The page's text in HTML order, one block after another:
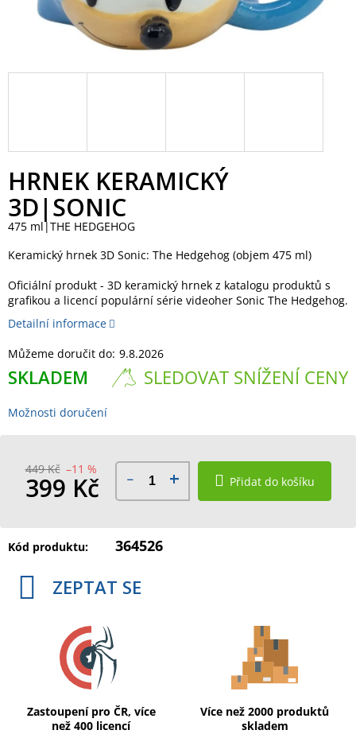
HRNEK KERAMICKÝ
3D|SONIC
475 ml|THE HEDGEHOG
Keramický hrnek 3D Sonic: The Hedgehog (objem 475 ml)
Oficiální produkt - 3D keramický hrnek z katalogu produktů s
grafikou a licencí populární série videoher Sonic The Hedgehog.
Detailní informace
Můžeme doručit do: 9.8.2026
SKLADEM SLEDOVAT SNÍŽENÍ CENY
Možnosti doručení
449 Kč –11 %
399 Kč Přidat do košíku
Kód produktu: 364526
ZEPTAT SE
Zastoupení pro ČR, více
než 400 licencí
Více než 2000 produktů
skladem